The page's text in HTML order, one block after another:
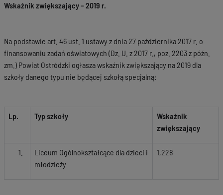
Wskaźnik zwiększający – 2019 r.
Na podstawie art. 46 ust. 1 ustawy z dnia 27 października 2017 r. o
finansowaniu zadań oświatowych (Dz. U. z 2017 r., poz. 2203 z późn.
zm.) Powiat Ostródzki ogłasza wskaźnik zwiększający na 2019 dla
szkoły danego typu nie będącej szkołą specjalną:
Lp. Typ szkoły
Wskaźnik
zwiększający
Liceum Ogólnokształcące dla dzieci i
młodzieży
1,228